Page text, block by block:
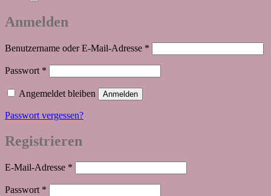
Anmelden
Benutzername oder E-Mail-Adresse *
Passwort *
Angemeldet bleiben Anmelden
Passwort vergessen?
Registrieren
E-Mail-Adresse *
Passwort *